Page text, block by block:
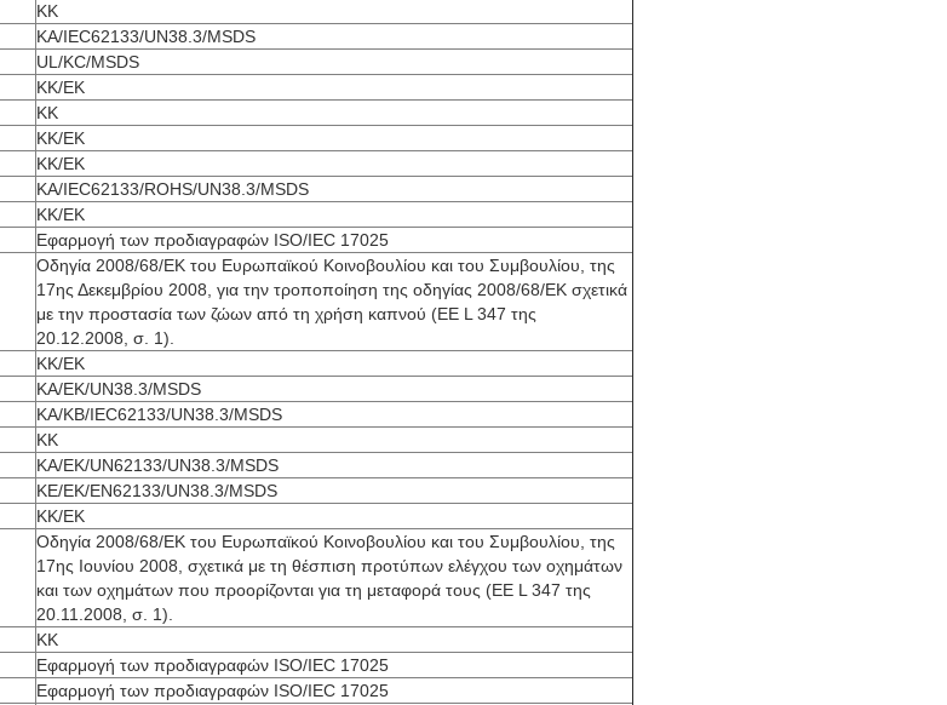
ΚΚ
ΚΑ/IEC62133/UN38.3/MSDS
UL/KC/MSDS
ΚΚ/ΕΚ
ΚΚ
ΚΚ/ΕΚ
ΚΚ/ΕΚ
ΚΑ/IEC62133/ROHS/UN38.3/MSDS
ΚΚ/ΕΚ
Εφαρμογή των προδιαγραφών ISO/IEC 17025
Οδηγία 2008/68/ΕΚ του Ευρωπαϊκού Κοινοβουλίου και του Συμβουλίου, της
17ης Δεκεμβρίου 2008, για την τροποποίηση της οδηγίας 2008/68/ΕΚ σχετικά
με την προστασία των ζώων από τη χρήση καπνού (ΕΕ L 347 της
20.12.2008, σ. 1).
ΚΚ/ΕΚ
ΚΑ/ΕΚ/UN38.3/MSDS
ΚΑ/ΚΒ/IEC62133/UN38.3/MSDS
ΚΚ
ΚΑ/ΕΚ/UN62133/UN38.3/MSDS
ΚΕ/ΕΚ/ΕΝ62133/UN38.3/MSDS
ΚΚ/ΕΚ
Οδηγία 2008/68/ΕΚ του Ευρωπαϊκού Κοινοβουλίου και του Συμβουλίου, της
17ης Ιουνίου 2008, σχετικά με τη θέσπιση προτύπων ελέγχου των οχημάτων
και των οχημάτων που προορίζονται για τη μεταφορά τους (ΕΕ L 347 της
20.11.2008, σ. 1).
ΚΚ
Εφαρμογή των προδιαγραφών ISO/IEC 17025
Εφαρμογή των προδιαγραφών ISO/IEC 17025